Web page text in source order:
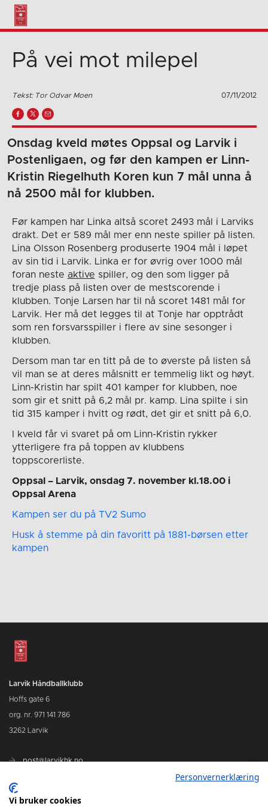
På vei mot milepel
Tekst: Tor Odvar Moen 07/11/2012
Onsdag kveld møtes Oppsal og Larvik i
Postenligaen, og før den kampen er Linn-
Kristin Riegelhuth Koren kun 7 mål unna å
nå 2500 mål for klubben.
Før kampen har Linka altså scoret 2493 mål i Larviks
drakt. Det er 589 mål mer enn neste spiller på listen.
Lina Olsson Rosenberg produserte 1904 mål i løpet
av sin tid i Larvik. Linka er for øvrig over 1000 mål
foran neste aktive spiller, og den som ligger på
tredje plass på listen over de mestscorende i
klubben. Tonje Larsen har til nå scoret 1481 mål for
Larvik. Her må det legges til at Tonje har opptrådt
som ren forsvarsspiller i flere av sine sesonger i
klubben.
Dersom man tar en titt på de to øverste på listen så
vil man se at deres målsnitt er temmelig likt og høyt.
Linn-Kristin har spilt 401 kamper for klubben, noe
som gir et snitt på 6,2 mål pr. kamp. Lina spilte i sin
tid 315 kamper i hvitt og rødt, det gir et snitt på 6,0.
I kveld får vi svaret på om Linn-Kristin rykker
ytterligere fra på toppen av klubbens
toppscorerliste.
Oppsal – Larvik, onsdag 7. november kl.18.00 i
Oppsal Arena
Kampen ser du på TV2 Sumo
Husk å stemme på din favoritt på 1881-børsen etter
kampen
Larvik Håndballklubb
Hoffs gate 6
org. nr. 971 141 786
3262 Larvik
post@larvikhk.no
Personvernerklæring
Vi bruker cookies